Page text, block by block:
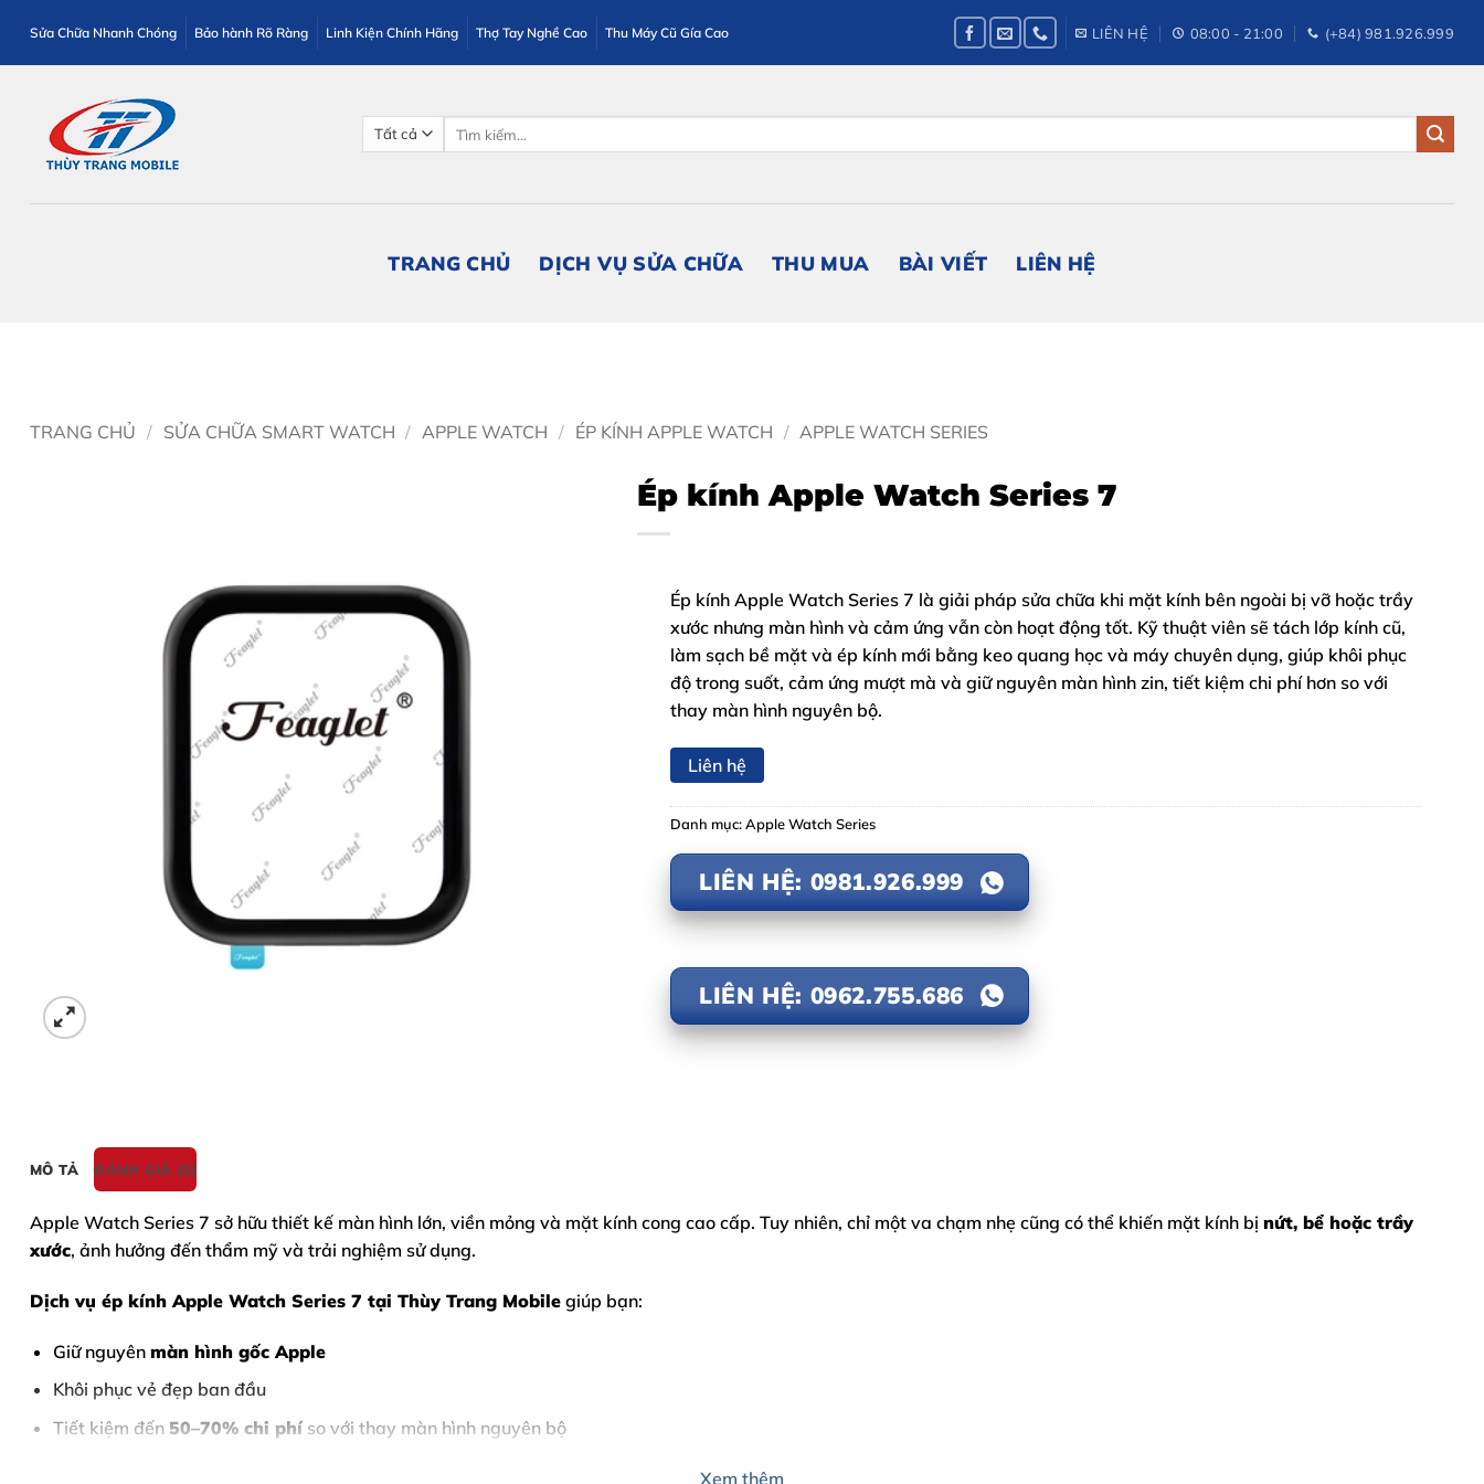
qua
nội
Sửa Chữa Nhanh Chóng Bảo hành Rõ Ràng Linh Kiện Chính Hãng Thợ Tay Nghề Cao Thu Máy Cũ Gía Cao LIÊN HỆ 08:00 - 21:00 (+84) 981.926.999
TRANG CHỦ DỊCH VỤ SỬA CHỮA THU MUA BÀI VIẾT LIÊN HỆ
TRANG CHỦ / SỬA CHỮA SMART WATCH / APPLE WATCH / ÉP KÍNH APPLE WATCH / APPLE WATCH SERIES
Ép kính Apple Watch Series 7
Ép kính Apple Watch Series 7 là giải pháp sửa chữa khi mặt kính bên ngoài bị vỡ hoặc trầy
xước nhưng màn hình và cảm ứng vẫn còn hoạt động tốt. Kỹ thuật viên sẽ tách lớp kính cũ,
làm sạch bề mặt và ép kính mới bằng keo quang học và máy chuyên dụng, giúp khôi phục
độ trong suốt, cảm ứng mượt mà và giữ nguyên màn hình zin, tiết kiệm chi phí hơn so với
thay màn hình nguyên bộ.
Liên hệ
Danh mục:Apple Watch Series
LIÊN HỆ: 0981.926.999
LIÊN HỆ: 0962.755.686
MÔ TẢ ĐÁNH GIÁ (0)
Apple Watch Series 7 sở hữu thiết kế màn hình lớn, viền mỏng và mặt kính cong cao cấp. Tuy nhiên, chỉ một va chạm nhẹ cũng có thể khiến mặt kính bị nứt, bể hoặc trầy
xước, ảnh hưởng đến thẩm mỹ và trải nghiệm sử dụng.
Dịch vụ ép kính Apple Watch Series 7 tại Thùy Trang Mobile giúp bạn:
Giữ nguyên màn hình gốc Apple
Khôi phục vẻ đẹp ban đầu
Tiết kiệm đến 50–70% chi phíso với thay màn hình nguyên bộ
Xem thêm